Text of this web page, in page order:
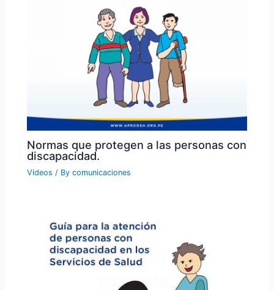
Normas que protegen a las personas con
discapacidad.
Videos / Bycomunicaciones